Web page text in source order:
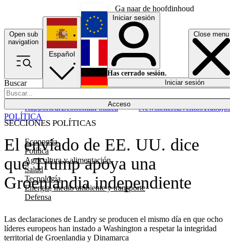
Ga naar de hoofdinhoud
Open sub
navigation
Close menu
Buscar
Acceso
SECCIONES POLÍTICAS
Economía
Política
Agricultura y alimentación
Salud
Tecnología
Energía, medio ambiente y transporte
Defensa
RapporteurEconomíaPolítica NewslettersEventosTrabajos
Español
English
Français
Iniciar sesión
Has cerrado sesión.
Iniciar sesión
El enviado de EE. UU. dice
que Trump apoya una
Groenlandia independiente
Las declaraciones de Landry se producen el mismo día en que ocho
líderes europeos han instado a Washington a respetar la integridad
territorial de Groenlandia y Dinamarca
POLÍTICA